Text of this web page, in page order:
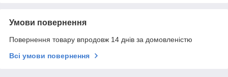
Умови повернення
Повернення товару впродовж 14 днів за домовленістю
Всі умови повернення